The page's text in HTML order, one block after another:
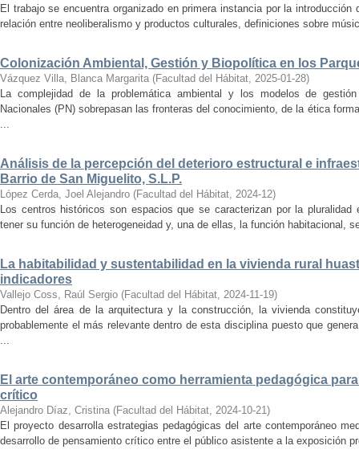
El trabajo se encuentra organizado en primera instancia por la
relación entre neoliberalismo y productos culturales, definiciones sobre
Colonización Ambiental, Gestión y Biopolítica en los
Vázquez Villa, Blanca Margarita (Facultad del Hábitat, 2025-01-28)
La complejidad de la problemática ambiental y los modelos de
Nacionales (PN) sobrepasan las fronteras del conocimiento, de la ética
...
Análisis de la percepción del deterioro estructural e
Barrio de San Miguelito, S.L.P.
López Cerda, Joel Alejandro (Facultad del Hábitat, 2024-12)
Los centros históricos son espacios que se caracterizan por la
tener su función de heterogeneidad y, una de ellas, la función habitacional,
La habitabilidad y sustentabilidad en la vivienda rural
indicadores
Vallejo Coss, Raúl Sergio (Facultad del Hábitat, 2024-11-19)
Dentro del área de la arquitectura y la construcción, la vivienda
probablemente el más relevante dentro de esta disciplina puesto que
...
El arte contemporáneo como herramienta pedagógica
crítico
Alejandro Díaz, Cristina (Facultad del Hábitat, 2024-10-21)
El proyecto desarrolla estrategias pedagógicas del arte contemporáneo
desarrollo de pensamiento crítico entre el público asistente a la exposición